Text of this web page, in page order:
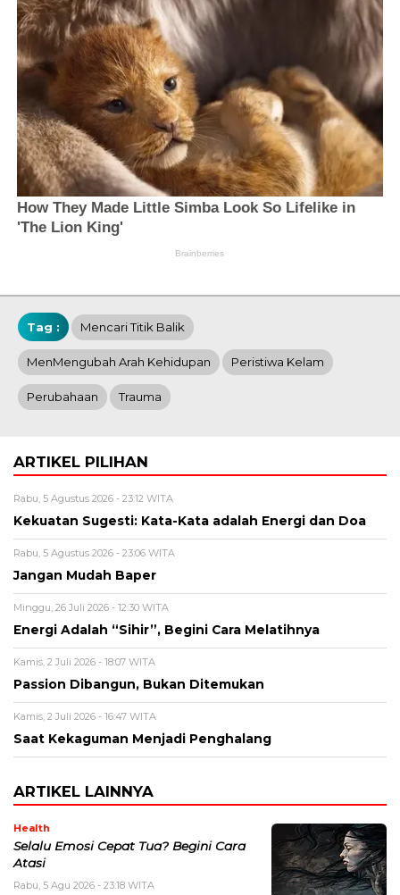
Tag : Mencari Titik Balik
MenMengubah Arah Kehidupan Peristiwa Kelam
Perubahaan Trauma
ARTIKEL PILIHAN
Rabu, 5 Agustus 2026 - 23:12 WITA
Kekuatan Sugesti: Kata-Kata adalah Energi dan Doa
Rabu, 5 Agustus 2026 - 23:06 WITA
Jangan Mudah Baper
Minggu, 26 Juli 2026 - 12:30 WITA
Energi Adalah “Sihir”, Begini Cara Melatihnya
Kamis, 2 Juli 2026 - 18:07 WITA
Passion Dibangun, Bukan Ditemukan
Kamis, 2 Juli 2026 - 16:47 WITA
Saat Kekaguman Menjadi Penghalang
ARTIKEL LAINNYA
Health
Selalu Emosi Cepat Tua? Begini Cara
Atasi
Rabu, 5 Agu 2026 - 23:18 WITA